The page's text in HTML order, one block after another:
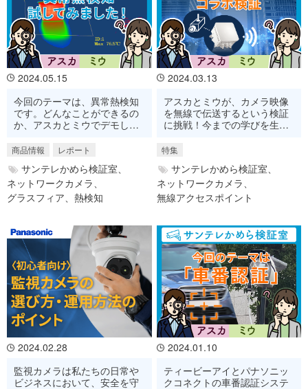
2024.05.15
今回のテーマは、異常熱検知
です。どんなことができるの
か、アスカとミウでデモして
商品情報 レポート
サンテレかめら検証室、
ネットワークカメラ、
グラスフィア、 熱検知
2024.03.13
アスカとミウが、カメラ映像
を無線で伝送するという検証
に挑戦！今までの学びを生か
す！
特集
サンテレかめら検証室、
ネットワークカメラ、
無線アクセスポイント
2024.02.28
監視カメラは私たちの日常や
ビジネスにおいて、安全を守
2024.01.10
ティービーアイとパナソニッ
クコネクトの車番認証システ